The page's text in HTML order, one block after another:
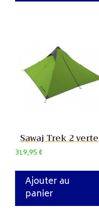
Sawaj Trek 2 verte
319,95€
Ajouter au
panier